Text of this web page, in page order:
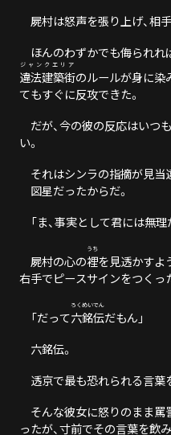
屍村は怒声を張り上げ、相
ほんのわずかでも侮られれ
違法建築街
ジャンクエリア
のルールが身に染
てもすぐに反攻できた。
だが、今の彼の反応はいつ
い。
それはシンラの指摘が見当
図星だったからだ。
「ま、事実として君には無理
屍村の心の裡
うち
を見透かすよ
右手でピースサインをつくっ
「だって六銘伝
ろくめいでん
だもん」
六銘伝。
透京で最も恐れられる言葉
そんな彼女に怒りのまま罵
ったが、寸前でその言葉を飲